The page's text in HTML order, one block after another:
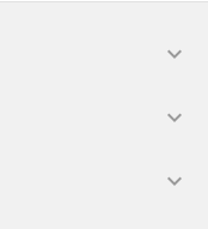


